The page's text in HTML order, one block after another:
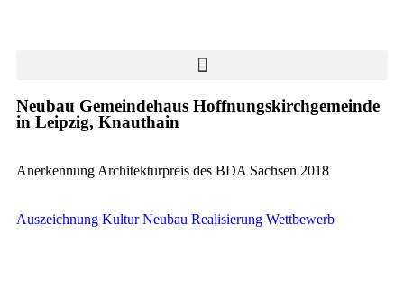
Neubau Gemeindehaus Hoffnungskirchgemeinde
in Leipzig, Knauthain
Anerkennung Architekturpreis des BDA Sachsen 2018
Auszeichnung Kultur Neubau Realisierung Wettbewerb